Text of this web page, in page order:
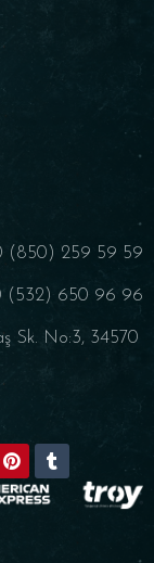
(850) 259 59 59
(532) 650 96 96
Sk. No:3, 34570